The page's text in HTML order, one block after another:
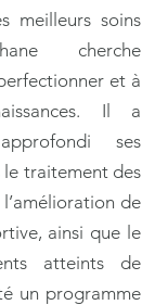
meilleurs soins
cherche
et à
Il a
ses
le traitement des
de
ainsi que le
atteints de
un programme